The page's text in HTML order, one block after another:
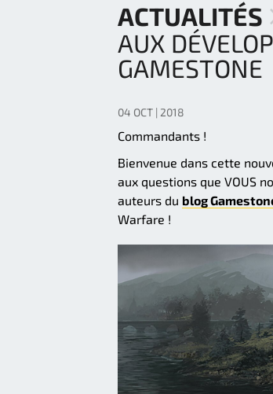
ACTUALITÉS
AUX
GAMESTONE
04 OCT | 2018
Commandants !
Bienvenue dans cette
aux questions que VOUS
auteurs du blog
Warfare !